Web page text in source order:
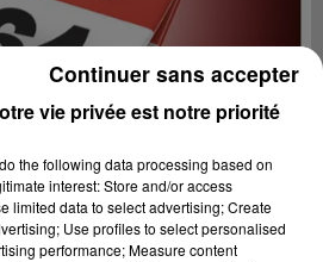
vie privée est notre priorité
do the following data processing based on
interest: Store and/or access
limited data to select advertising; Create
Use profiles to select personalised
performance; Measure content
Continuer sans accepter